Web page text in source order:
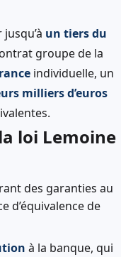
un tiers du
groupe de la
individuelle, un
milliers d’euros
loi Lemoine
des garanties au
d’équivalence de
à la banque, qui